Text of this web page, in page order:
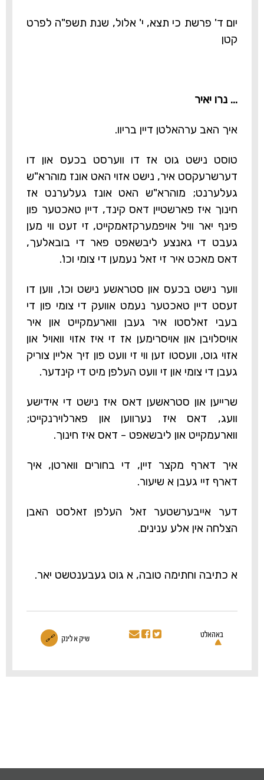
יום ד' פרשת כי תצא, י' אלול, שנת תשפ"ה לפרט
קטן
... נרו יאיר
איך האב ערהאלטן דיין בריוו.
טוסט נישט גוט אז דו ווערסט בכעס און דו
דערשרעקסט איר, נישט אזוי האט אונז מוהרא"ש
געלערנט; מוהרא"ש האט אונז געלערנט אז
חינוך איז פארשטיין דאס קינד, דיין טאכטער פון
פינף יאר וויל אויפמערקזאמקייט, זי זעט ווי מען
געבט די גאנצע ליבשאפט פאר די בובאלעך,
דאס מאכט איר זי זאל נעמען די צומי וכו'.
ווער נישט בכעס און סטראשע נישט וכו', ווען דו
זעסט דיין טאכטער נעמט אוועק די צומי פון די
בעבי זאלסטו איר געבן ווארעמקייט און איר
אויסלויבן און אויסרימען אז זי איז אזוי וואויל און
אזוי גוט, וועסטו זען ווי זי וועט פון זיך אליין צוריק
געבן די צומי און זי וועט העלפן מיט די קינדער.
שרייען און סטראשען דאס איז נישט די אידישע
וועג, דאס איז נערווען און פארלוירנקייט;
ווארעמקייט און ליבשאפט - דאס איז חינוך.
איך דארף מקצר זיין, די בחורים ווארטן, איך
דארף זיי געבן א שיעור.
דער אייבערשטער זאל העלפן זאלסט האבן
הצלחה אין אלע ענינים.
א כתיבה וחתימה טובה, א גוט געבענטשט יאר.
באהאלט שיק א לינק 🔗